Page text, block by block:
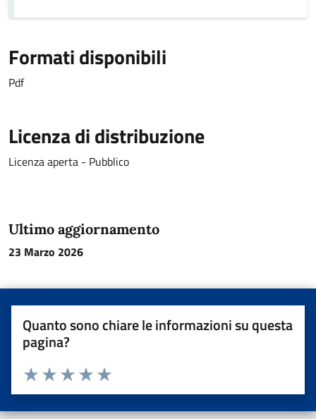
Formati disponibili
Pdf
Licenza di distribuzione
Licenza aperta - Pubblico
Ultimo aggiornamento
23 Marzo 2026
Quanto sono chiare le informazioni su questa
pagina?
Valuta da 1 a 5 stelle la pagina
Valuta 5 stelle su 5
Valuta 4 stelle su 5
Valuta 3 stelle su 5
Valuta 2 stelle su 5
Valuta una stella su 5